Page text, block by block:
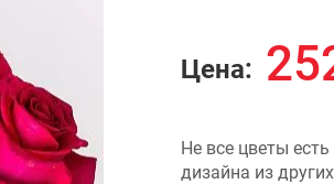
Цена:
Не все цветы
дизайна из